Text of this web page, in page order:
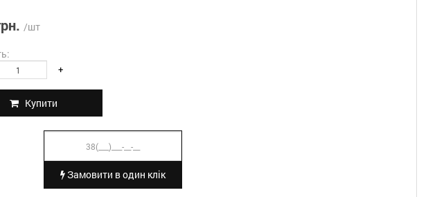
/шт
+
Купити
Замовити в один клік